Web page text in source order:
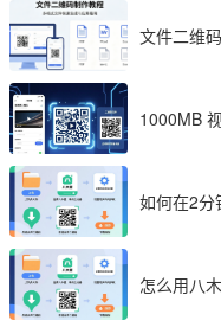
文件二维
1000MB
如何在2分
怎么用八